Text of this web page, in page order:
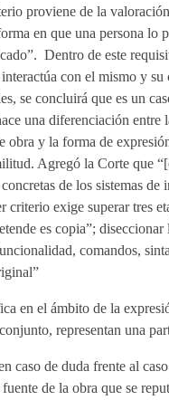
proviene de la
en que una persona lo
Dentro de este
con el mismo y
se concluirá que es un
una diferenciación
y la forma de
Agregó la Corte que
de los sistemas de
criterio exige superar tres
es copia”;
comandos,
en el ámbito de la
representan una
caso de duda frente al
de la obra que se